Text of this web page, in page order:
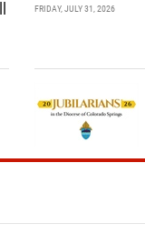
FRIDAY, JULY 31, 2026